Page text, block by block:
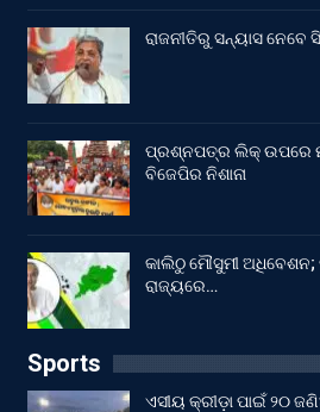
ରାଜନୀତିରୁ ସନ୍ୟାସ ନେବେ
ପ୍ରଶ୍ନପତ୍ର ଲିକ୍ ଉପରେ
ବିଜେପିର ନିଶାନା
କାଲିଠୁ ମୌସୁମୀ
ରାଜ୍ୟରେ…
Sports
ଏସୀୟ କ୍ରୀଡ଼ା ପାଇଁ ୨୦